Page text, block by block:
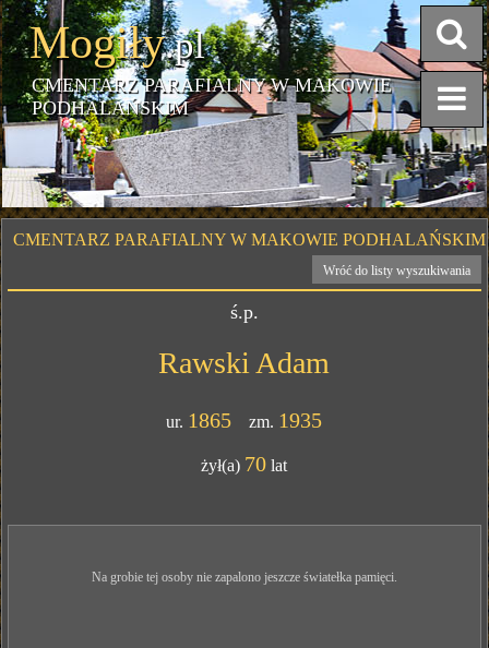
Mogiły.pl
CMENTARZ PARAFIALNY W MAKOWIE
PODHALAŃSKIM
CMENTARZ PARAFIALNY W MAKOWIE PODHALAŃSKIM
Wróć do listy wyszukiwania
ś.p.
Rawski Adam
ur. 1865 zm. 1935
żył(a) 70 lat
Na grobie tej osoby nie zapalono jeszcze światełka pamięci.